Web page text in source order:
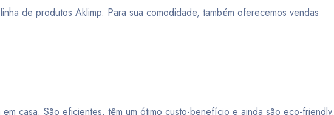
de produtos Aklimp. Para sua comodidade, também oferecemos vendas
casa. São eficientes, têm um ótimo custo-benefício e ainda são eco-friendly.